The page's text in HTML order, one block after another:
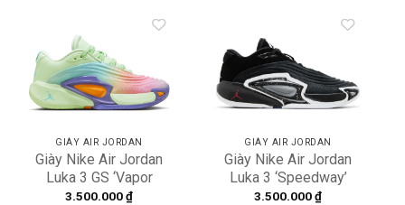
wishlist
GIÀY AIR JORDAN
Giày Nike Air Jordan
Luka 3 GS ‘Vapor
Green’ HQ4920-300
3.500.000₫
wishlist
GIÀY AIR JORDAN
Giày Nike Air Jordan
Luka 3 ‘Speedway’
FQ1284-001
3.500.000₫